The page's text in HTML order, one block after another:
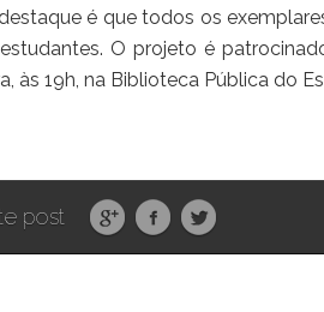
é que todos os
O projeto é
às 19h, na Biblioteca Pública do
post